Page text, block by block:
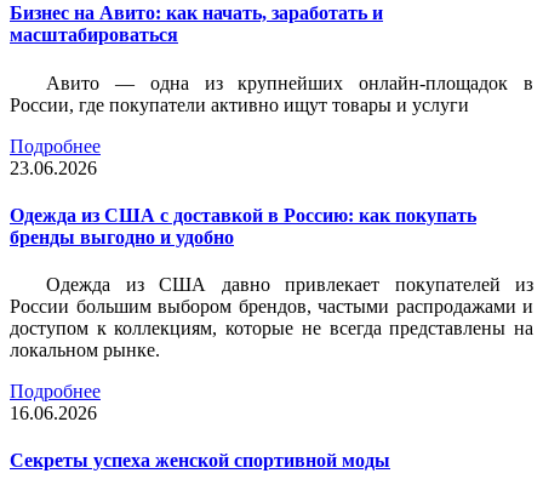
Бизнес на Авито: как начать, заработать и
масштабироваться
Авито — одна из крупнейших онлайн-площадок в
России, где покупатели активно ищут товары и услуги
Подробнее
23.06.2026
Одежда из США с доставкой в Россию: как покупать
бренды выгодно и удобно
Одежда из США давно привлекает покупателей из
России большим выбором брендов, частыми распродажами и
доступом к коллекциям, которые не всегда представлены на
локальном рынке.
Подробнее
16.06.2026
Секреты успеха женской спортивной моды